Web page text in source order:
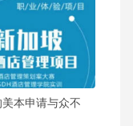
本申请与众不